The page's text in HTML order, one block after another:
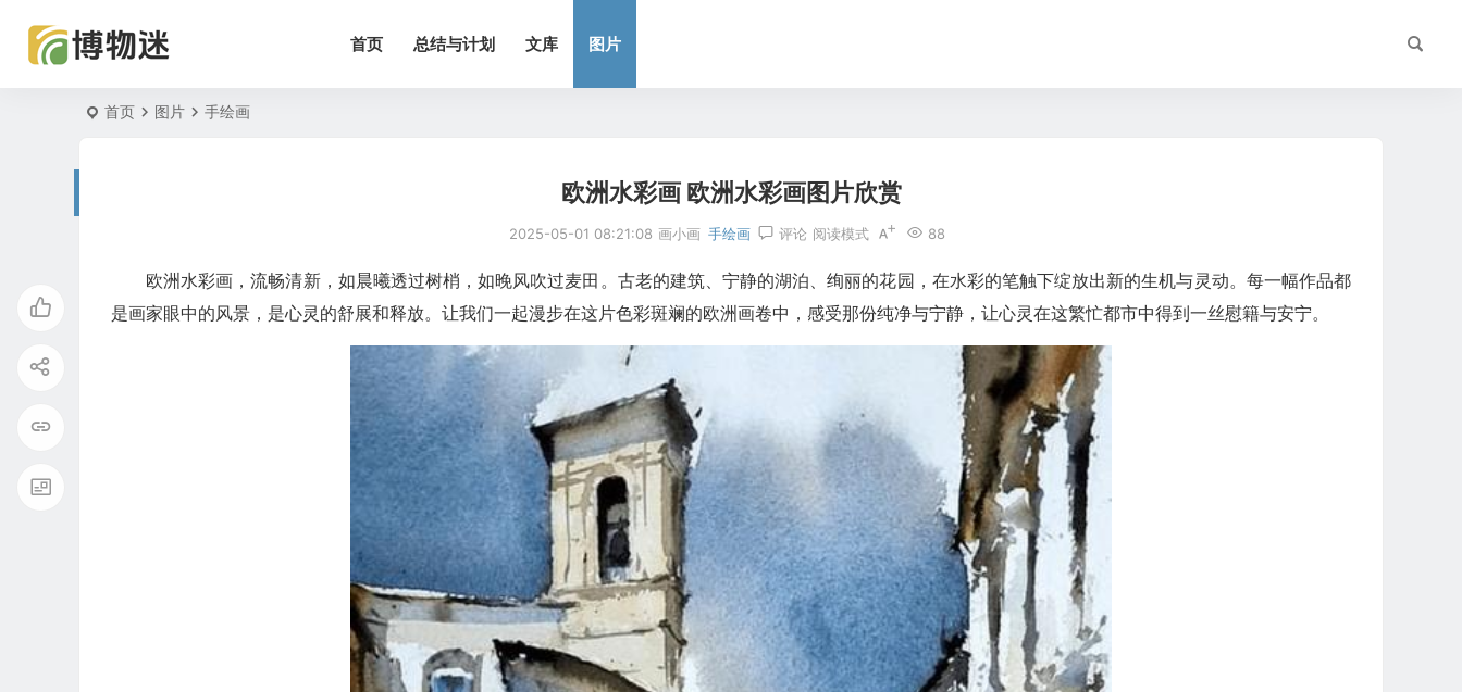
首页 总结与计划 文库 图片
首页 图片 手绘画
欧洲水彩画 欧洲水彩画图片欣赏
2025-05-01 08:21:08 画小画 手绘画 评论 88
阅读模式
欧洲水彩画，流畅清新，如晨曦透过树梢，如晚风吹过麦田。古老的建筑、宁静的湖泊、绚丽的花园，在水彩的笔触下绽放出新的生机与灵动。每一幅作品都
是画家眼中的风景，是心灵的舒展和释放。让我们一起漫步在这片色彩斑斓的欧洲画卷中，感受那份纯净与宁静，让心灵在这繁忙都市中得到一丝慰籍与安宁。